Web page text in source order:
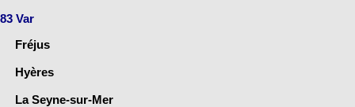
83 Var
Fréjus
Hyères
La Seyne-sur-Mer